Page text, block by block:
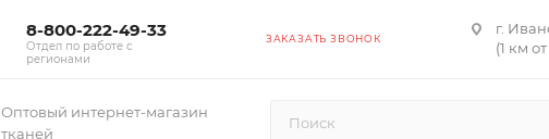
8-800-222-49-33
Отдел по работе с
регионами
ЗАКАЗАТЬ ЗВОНОК
г.
(1 км
Оптовый интернет-магазин
тканей